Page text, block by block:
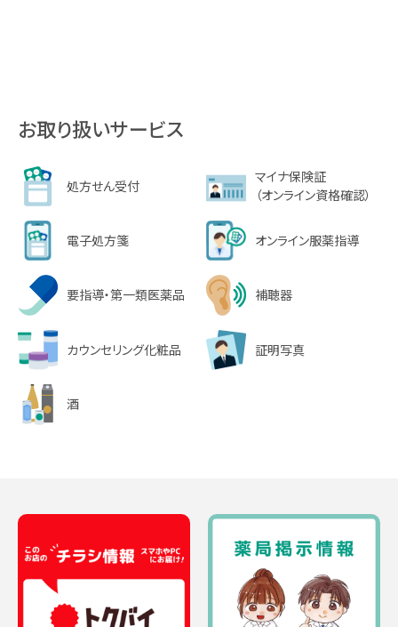
お取り扱いサービス
処方せん受付
マイナ保険証
（オンライン資格確認）
電子処方箋 オンライン服薬指導
要指導・第一類医薬品 補聴器
カウンセリング化粧品 証明写真
酒